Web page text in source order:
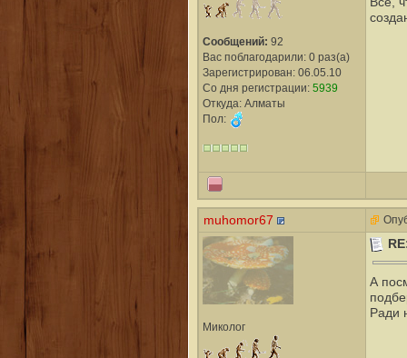
Сообщений: 92
Вас поблагодарили: 0 раз(а)
Зарегистрирован: 06.05.10
Со дня регистрации: 5939
Откуда: Алматы
Пол:
muhomor67
Миколог
А
Ради